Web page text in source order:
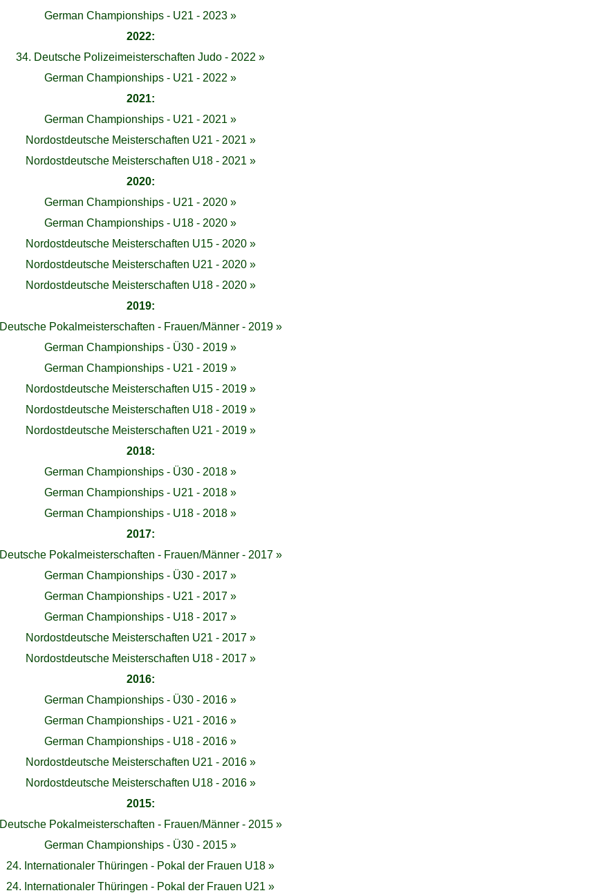
German Championships - U21 - 2023 »
2022:
34. Deutsche Polizeimeisterschaften Judo - 2022 »
German Championships - U21 - 2022 »
2021:
German Championships - U21 - 2021 »
Nordostdeutsche Meisterschaften U21 - 2021 »
Nordostdeutsche Meisterschaften U18 - 2021 »
2020:
German Championships - U21 - 2020 »
German Championships - U18 - 2020 »
Nordostdeutsche Meisterschaften U15 - 2020 »
Nordostdeutsche Meisterschaften U21 - 2020 »
Nordostdeutsche Meisterschaften U18 - 2020 »
2019:
Deutsche Pokalmeisterschaften - Frauen/Männer - 2019 »
German Championships - Ü30 - 2019 »
German Championships - U21 - 2019 »
Nordostdeutsche Meisterschaften U15 - 2019 »
Nordostdeutsche Meisterschaften U18 - 2019 »
Nordostdeutsche Meisterschaften U21 - 2019 »
2018:
German Championships - Ü30 - 2018 »
German Championships - U21 - 2018 »
German Championships - U18 - 2018 »
2017:
Deutsche Pokalmeisterschaften - Frauen/Männer - 2017 »
German Championships - Ü30 - 2017 »
German Championships - U21 - 2017 »
German Championships - U18 - 2017 »
Nordostdeutsche Meisterschaften U21 - 2017 »
Nordostdeutsche Meisterschaften U18 - 2017 »
2016:
German Championships - Ü30 - 2016 »
German Championships - U21 - 2016 »
German Championships - U18 - 2016 »
Nordostdeutsche Meisterschaften U21 - 2016 »
Nordostdeutsche Meisterschaften U18 - 2016 »
2015:
Deutsche Pokalmeisterschaften - Frauen/Männer - 2015 »
German Championships - Ü30 - 2015 »
24. Internationaler Thüringen - Pokal der Frauen U18 »
24. Internationaler Thüringen - Pokal der Frauen U21 »